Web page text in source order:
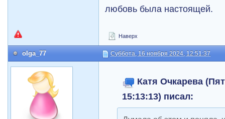
любовь была настоящей.
Наверх
olga_77 Суббота, 16 ноября 2024, 12:51:37
Катя Очкарева
15:13:13) писал: